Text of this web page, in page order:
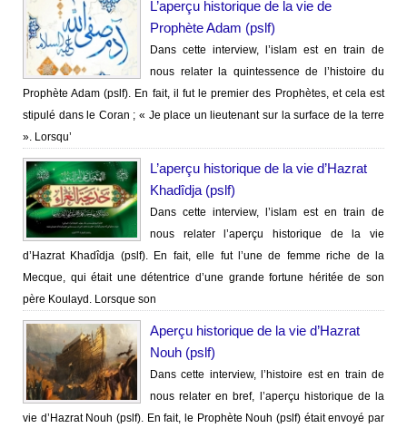
L’aperçu historique de la vie de
Prophète Adam (pslf)
Dans cette interview, l’islam est en train de
nous relater la quintessence de l’histoire du
Prophète Adam (pslf). En fait, il fut le premier des Prophètes, et cela est
stipulé dans le Coran ; « Je place un lieutenant sur la surface de la terre
». Lorsqu’
L’aperçu historique de la vie d’Hazrat
Khadîdja (pslf)
Dans cette interview, l’islam est en train de
nous relater l’aperçu historique de la vie
d’Hazrat Khadîdja (pslf). En fait, elle fut l’une de femme riche de la
Mecque, qui était une détentrice d’une grande fortune héritée de son
père Koulayd. Lorsque son
Aperçu historique de la vie d’Hazrat
Nouh (pslf)
Dans cette interview, l’histoire est en train de
nous relater en bref, l’aperçu historique de la
vie d’Hazrat Nouh (pslf). En fait, le Prophète Nouh (pslf) était envoyé par